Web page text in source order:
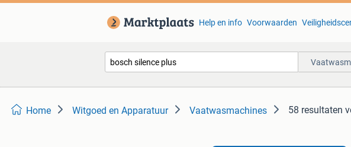
Help en info Voorwaarden
Home Witgoed en Apparatuur Vaatwasmachines 58 resultaten